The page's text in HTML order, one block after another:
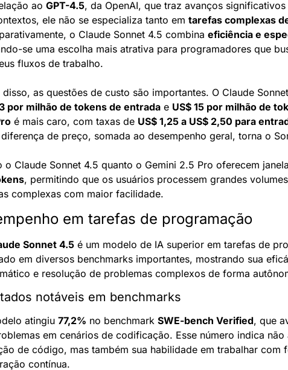
ao GPT-4.5, da OpenAI, que traz avanços
ele não se especializa tanto em tarefas complexas
o Claude Sonnet 4.5 combina eficiência e
se uma escolha mais atrativa para programadores que
fluxos de trabalho.
por milhão de tokens de entrada e US$ 15 por milhão de
é mais caro, com taxas de US$ 1,25 a US$ 2,50 para
diferença de preço, somada ao desempenho geral, torna o
o Claude Sonnet 4.5 quanto o Gemini 2.5 Pro oferecem
, permitindo que os usuários processem grandes
complexas com maior facilidade.
em tarefas de programação
Sonnet 4.5 é um modelo de IA superior em tarefas de
em diversos benchmarks importantes, mostrando sua
e resolução de problemas complexos de forma
notáveis em benchmarks
atingiu 77,2% no benchmark SWE-bench Verified, que
em cenários de codificação. Esse número indica
de código, mas também sua habilidade em trabalhar com
contínua.